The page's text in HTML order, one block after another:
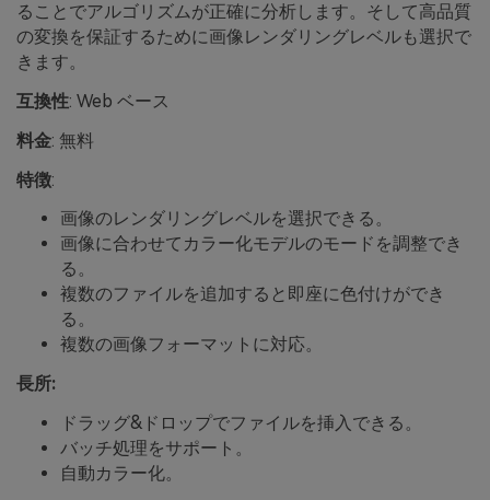
ることでアルゴリズムが正確に分析します。そして高品質
の変換を保証するために画像レンダリングレベルも選択で
きます。
互換性: Web ベース
料金: 無料
特徴:
画像のレンダリングレベルを選択できる。
画像に合わせてカラー化モデルのモードを調整でき
る。
複数のファイルを追加すると即座に色付けができ
る。
複数の画像フォーマットに対応。
長所:
ドラッグ&ドロップでファイルを挿入できる。
バッチ処理をサポート。
自動カラー化。